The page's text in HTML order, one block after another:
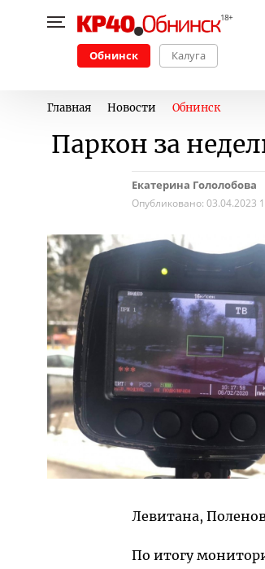
Обнинск Калуга
Главная Новости Обнинск
Паркон за
Екатерина Гололобова
Опубликовано: 03.04.2023
Левитана,
По итогу